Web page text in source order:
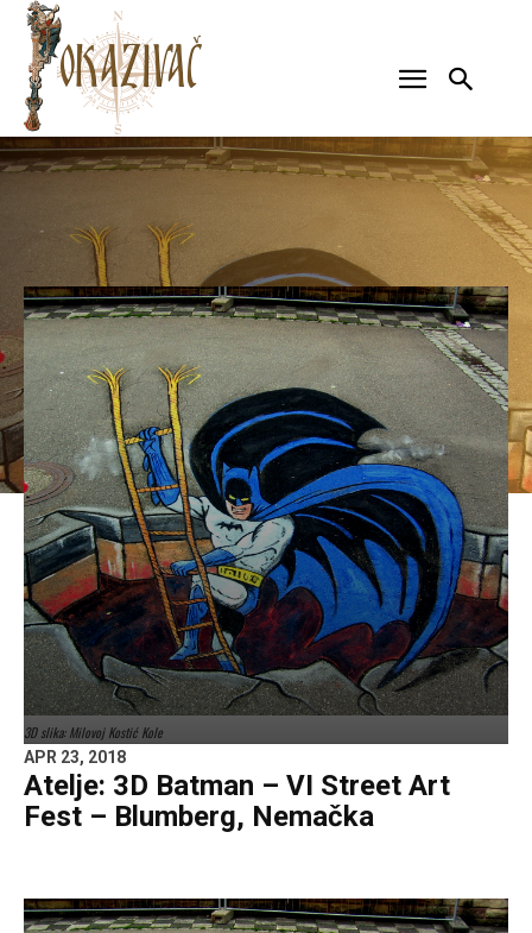
3D slika: Milovoj Kostić Kole
APR 23, 2018
Atelje: 3D Batman – VI Street Art
Fest – Blumberg, Nemačka